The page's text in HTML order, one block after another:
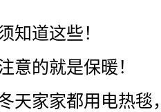
知道这些！
意的就是保暖！
天家家都用电热毯